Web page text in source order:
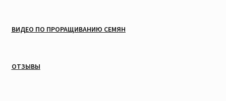
ВИДЕО ПО ПРОРАЩИВАНИЮ СЕМЯН
ОТЗЫВЫ